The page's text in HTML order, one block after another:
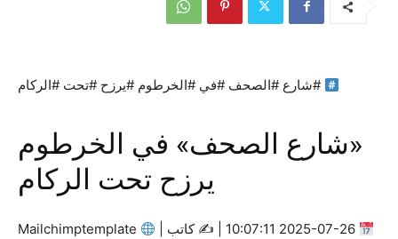
#شارع #الصحف #في #الخرطوم #يرزح #تحت #الركام
«شارع الصحف» في الخرطوم
يرزح تحت الركام
كاتب |